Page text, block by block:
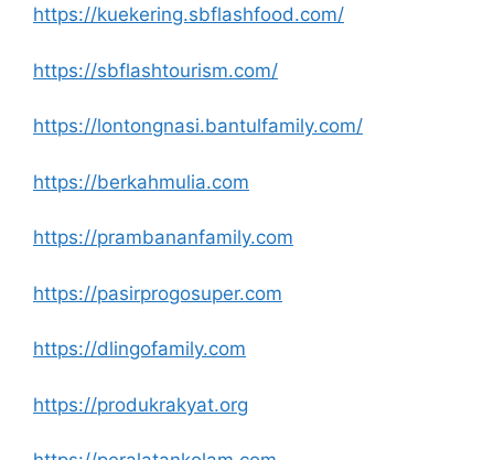
https://kuekering.sbflashfood.com/
https://sbflashtourism.com/
https://lontongnasi.bantulfamily.com/
https://berkahmulia.com
https://prambananfamily.com
https://pasirprogosuper.com
https://dlingofamily.com
https://produkrakyat.org